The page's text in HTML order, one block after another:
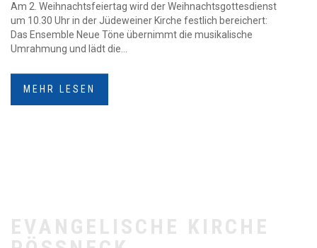
Am 2. Weihnachtsfeiertag wird der Weihnachtsgottesdienst
um 10.30 Uhr in der Jüdeweiner Kirche festlich bereichert:
Das Ensemble Neue Töne übernimmt die musikalische
Umrahmung und lädt die...
MEHR LESEN
EVANGELISCHE KIRCHE